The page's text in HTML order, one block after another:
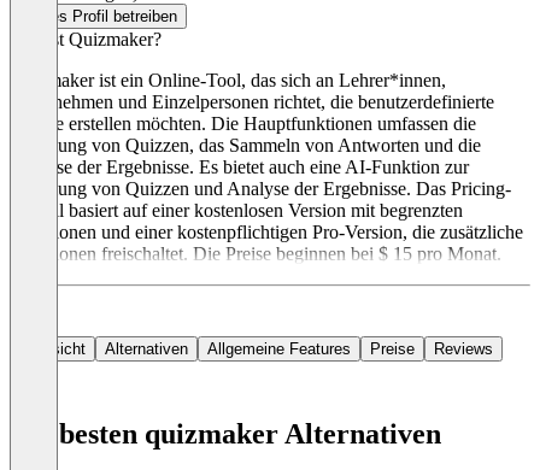
Dieses Profil betreiben
Was ist Quizmaker?
Quizmaker ist ein Online-Tool, das sich an Lehrer*innen,
Unternehmen und Einzelpersonen richtet, die benutzerdefinierte
Quizze erstellen möchten. Die Hauptfunktionen umfassen die
Erstellung von Quizzen, das Sammeln von Antworten und die
Analyse der Ergebnisse. Es bietet auch eine AI-Funktion zur
Erstellung von Quizzen und Analyse der Ergebnisse. Das Pricing-
Modell basiert auf einer kostenlosen Version mit begrenzten
Funktionen und einer kostenpflichtigen Pro-Version, die zusätzliche
Funktionen freischaltet. Die Preise beginnen bei $ 15 pro Monat.
Übersicht Alternativen Allgemeine Features Preise Reviews
Die besten quizmaker Alternativen